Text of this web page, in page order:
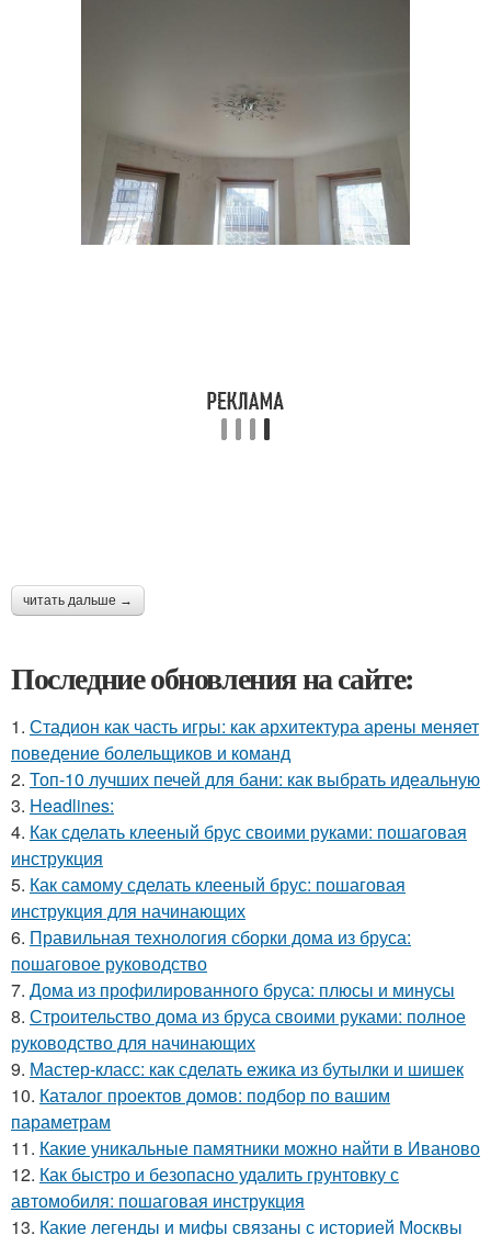
читать дальше →
Последние обновления на сайте:
1. Стадион как часть игры: как архитектура арены меняет
поведение болельщиков и команд
2. Топ-10 лучших печей для бани: как выбрать идеальную
3. Headlines:
4. Как сделать клееный брус своими руками: пошаговая
инструкция
5. Как самому сделать клееный брус: пошаговая
инструкция для начинающих
6. Правильная технология сборки дома из бруса:
пошаговое руководство
7. Дома из профилированного бруса: плюсы и минусы
8. Строительство дома из бруса своими руками: полное
руководство для начинающих
9. Мастер-класс: как сделать ежика из бутылки и шишек
10. Каталог проектов домов: подбор по вашим
параметрам
11. Какие уникальные памятники можно найти в Иваново
12. Как быстро и безопасно удалить грунтовку с
автомобиля: пошаговая инструкция
13. Какие легенды и мифы связаны с историей Москвы